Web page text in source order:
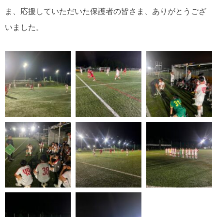
ま、応援していただいた保護者の皆さま、ありがとうござ
いました。